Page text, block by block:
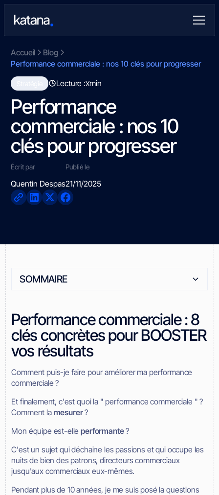
Accueil
Blog
Performance commerciale : nos 10 clés pour progresser
Lecture :Xmin
Performance
commerciale : nos 10
clés pour progresser
Écrit par
Quentin Despas
Publié le
21/11/2025
SOMMAIRE
Performance commerciale : 8
clés concrètes pour BOOSTER
vos résultats
Comment puis-je faire pour améliorer ma performance
commerciale ?
Et finalement, c'est quoi la " performance commerciale " ?
Comment la mesurer?
Mon équipe est-elleperformante?
C'est un sujet qui déchaine les passions et qui occupe les
nuits de bien des patrons, directeurs commerciaux
jusqu'aux commerciaux eux-mêmes.
Pendant plus de 10 années, je me suis posé la questions